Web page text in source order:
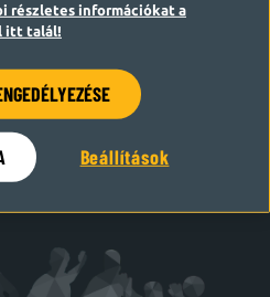
visszatérünk
részletes információkat a
itt talál!
Beállítások